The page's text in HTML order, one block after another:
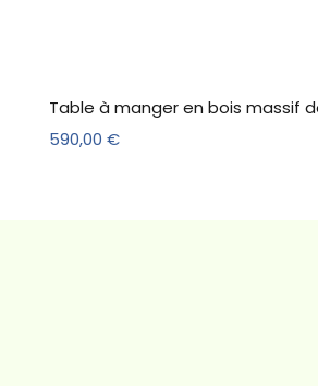
Table à manger en bois massif
Prix
590,00 €